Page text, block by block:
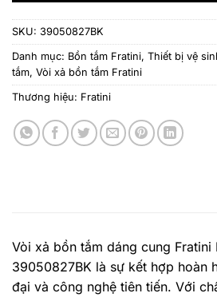
SKU: 39050827BK
Danh mục: Bồn tắm Fratini, Thiết bị vệ
tắm, Vòi xả bồn tắm Fratini
Thương hiệu: Fratini
Vòi xả bồn tắm dáng cung Fratini
39050827BK là sự kết hợp hoàn
đại và công nghệ tiên tiến. Với